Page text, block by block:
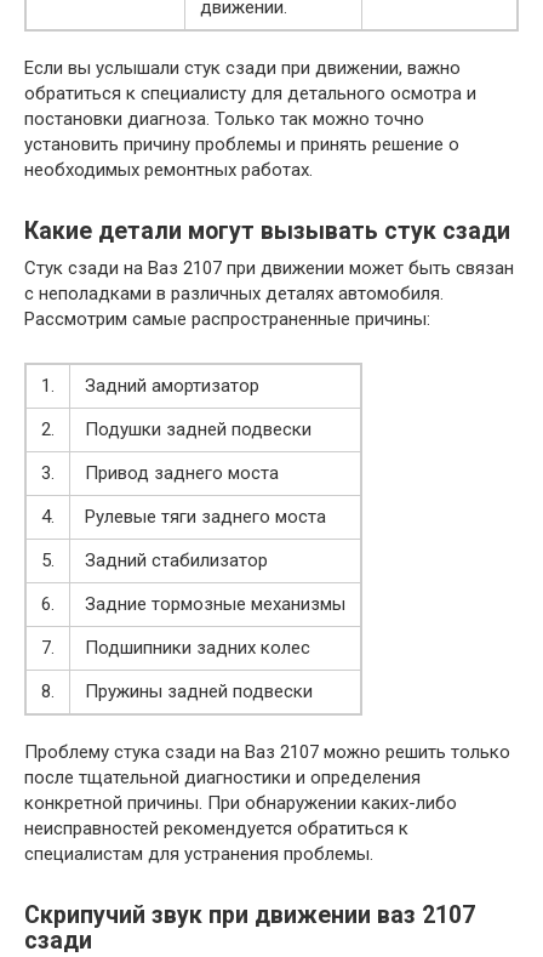
движении.
Если вы услышали стук сзади при движении, важно
обратиться к специалисту для детального осмотра и
постановки диагноза. Только так можно точно
установить причину проблемы и принять решение о
необходимых ремонтных работах.
Какие детали могут вызывать стук сзади
Стук сзади на Ваз 2107 при движении может быть связан
с неполадками в различных деталях автомобиля.
Рассмотрим самые распространенные причины:
1.
Задний амортизатор
2.
Подушки задней подвески
3.
Привод заднего моста
4.
Рулевые тяги заднего моста
5.
Задний стабилизатор
6.
Задние тормозные механизмы
7.
Подшипники задних колес
8.
Пружины задней подвески
Проблему стука сзади на Ваз 2107 можно решить только
после тщательной диагностики и определения
конкретной причины. При обнаружении каких-либо
неисправностей рекомендуется обратиться к
специалистам для устранения проблемы.
Скрипучий звук при движении ваз 2107
сзади